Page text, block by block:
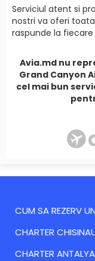
Serviciul atent si
nostri va oferi
raspunde la
Avia.md nu
Grand Canyon
cel mai bun
CUM SA REZERV
CHARTER
CHARTER